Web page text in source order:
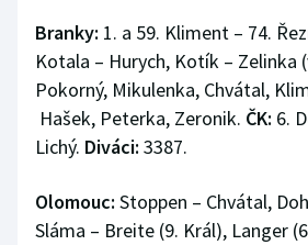
Branky: 1. a 59. Kliment – 74.
Kotala – Hurych, Kotík – Zelinka
Pokorný, Mikulenka, Chvátal,
Hašek, Peterka, Zeronik. ČK: 6.
Lichý. Diváci: 3387.
Olomouc: Stoppen – Chvátal,
Sláma – Breite (9. Král), Langer